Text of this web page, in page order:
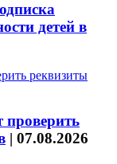
детей в
проверить
| 07.08.2026